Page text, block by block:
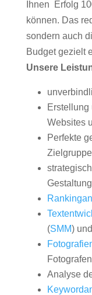
Ihnen Erfolg
können. Das
sondern auch
Budget gezielt
Unsere
Erstellung
Websites
Perfekte
Zielgruppe
Gestaltung
(SMM)
Fotografen
Analyse